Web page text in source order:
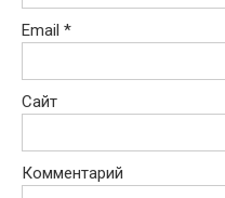
Email *
Сайт
Комментарий